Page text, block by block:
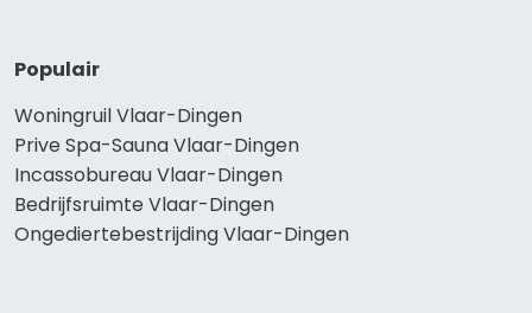
Populair
Woningruil Vlaar-Dingen
Prive Spa-Sauna Vlaar-Dingen
Incassobureau Vlaar-Dingen
Bedrijfsruimte Vlaar-Dingen
Ongediertebestrijding Vlaar-Dingen